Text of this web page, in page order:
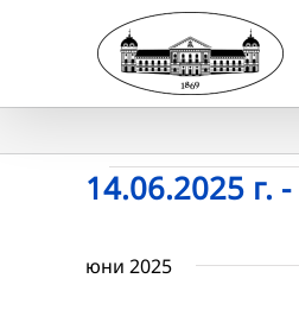
Събития
14.06.2025 г. -
date.
юни 2025